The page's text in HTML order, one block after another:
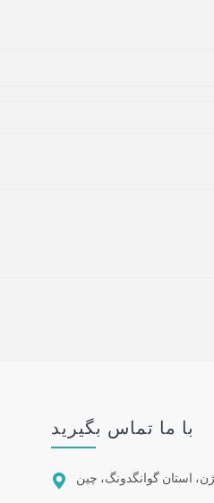
با ما تماس بگیرید
